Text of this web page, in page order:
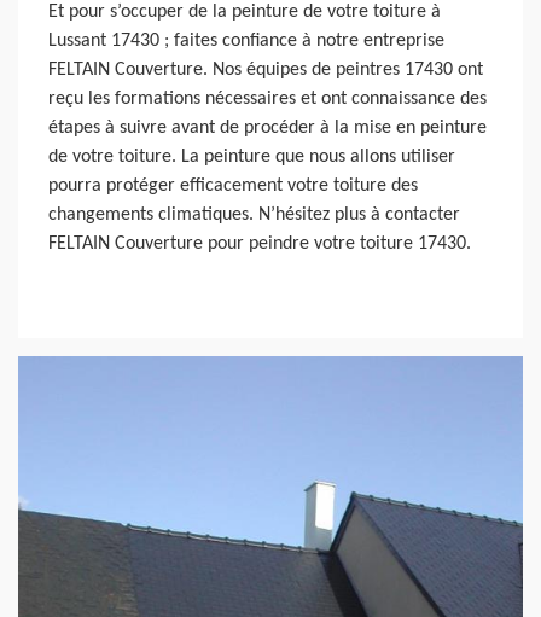
Et pour s’occuper de la peinture de votre toiture à
Lussant 17430 ; faites confiance à notre entreprise
FELTAIN Couverture. Nos équipes de peintres 17430 ont
reçu les formations nécessaires et ont connaissance des
étapes à suivre avant de procéder à la mise en peinture
de votre toiture. La peinture que nous allons utiliser
pourra protéger efficacement votre toiture des
changements climatiques. N’hésitez plus à contacter
FELTAIN Couverture pour peindre votre toiture 17430.